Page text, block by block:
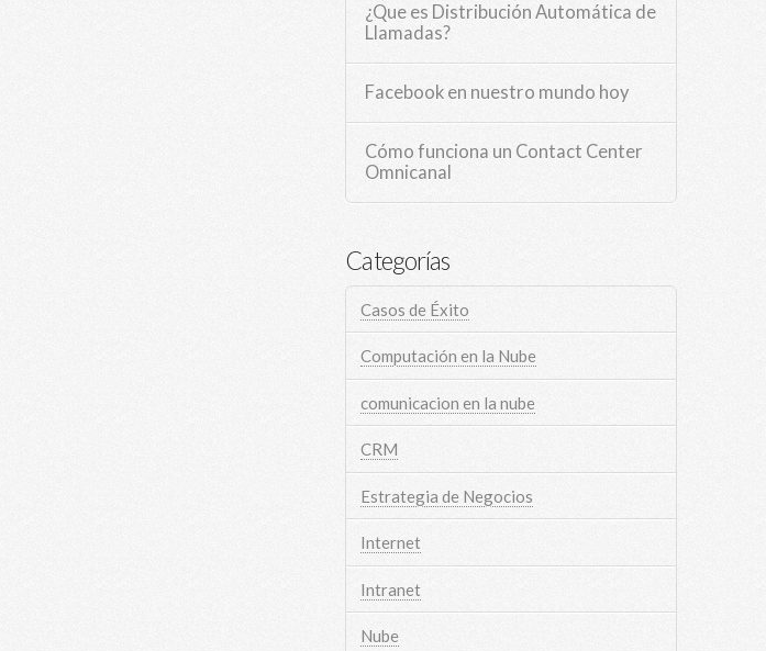
¿Que es Distribución Automática de
Llamadas?
Facebook en nuestro mundo hoy
Cómo funciona un Contact Center
Omnicanal
Categorías
Casos de Éxito
Computación en la Nube
comunicacion en la nube
CRM
Estrategia de Negocios
Internet
Intranet
Nube